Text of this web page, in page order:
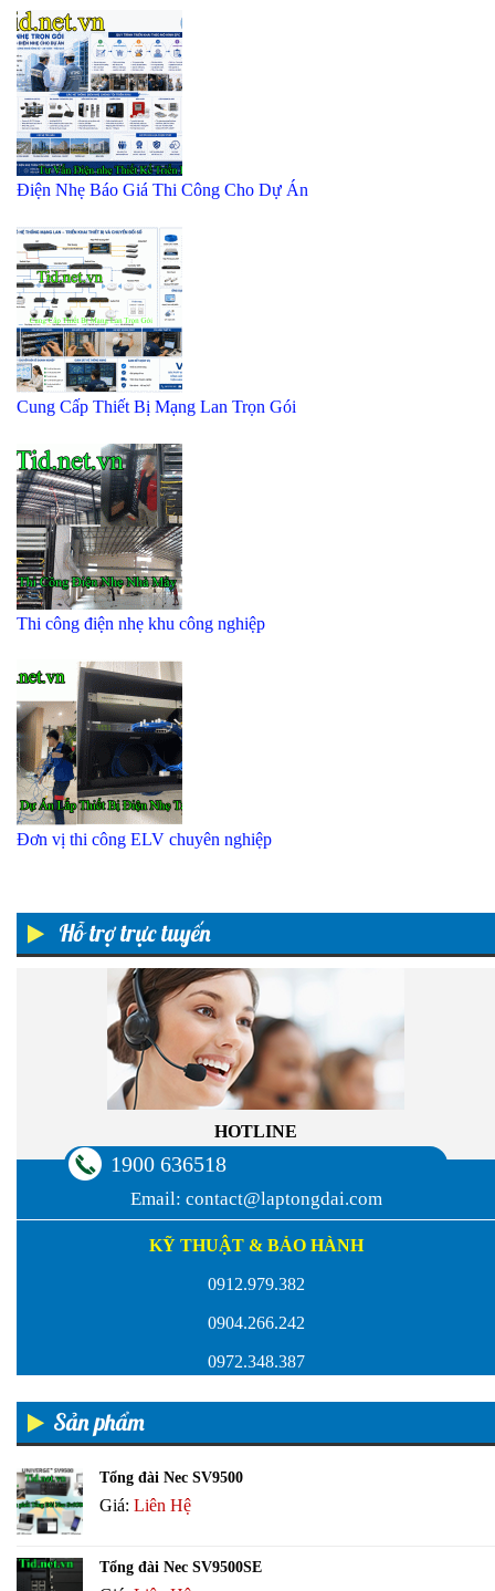
Hỗ trợ trực tuyến
HOTLINE
1900 636518
Email: contact@laptongdai.com
KỸ THUẬT & BẢO HÀNH
0912.979.382
0904.266.242
0972.348.387
Sản phẩm
Tổng đài Nec SV9500
Giá: Liên Hệ
Tổng đài Nec SV9500SE
Điện Nhẹ Báo Giá Thi Công Cho Dự Án
Cung Cấp Thiết Bị Mạng Lan Trọn Gói
Thi công điện nhẹ khu công nghiệp
Đơn vị thi công ELV chuyên nghiệp